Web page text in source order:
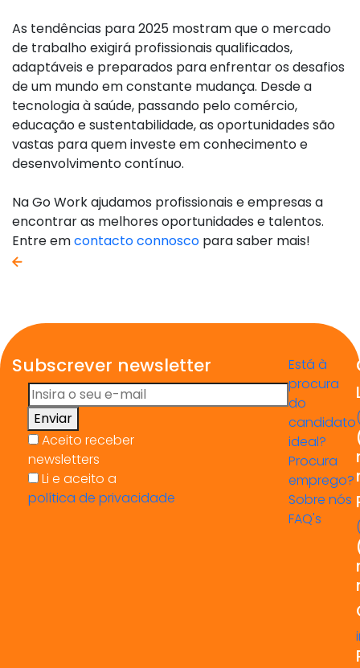
As tendências para 2025 mostram que o mercado
de trabalho exigirá profissionais qualificados,
adaptáveis e preparados para enfrentar os desafios
de um mundo em constante mudança. Desde a
tecnologia à saúde, passando pelo comércio,
educação e sustentabilidade, as oportunidades são
vastas para quem investe em conhecimento e
desenvolvimento contínuo.
Na Go Work ajudamos profissionais e empresas a
encontrar as melhores oportunidades e talentos.
Entre emcontacto connosco para saber mais!
Subscrever newsletter
Enviar
Aceito receber
newsletters
Li e aceito a
política de privacidade
Está à
procura
do
candidato
ideal?
Procura
emprego?
Sobre nós
FAQ's